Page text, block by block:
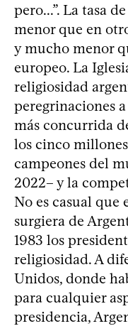
pero...”. La tasa
menor que en
y mucho menor
europeo. La
religiosidad
peregrinaciones
más concurrida
los cinco
campeones del
2022– y la
No es casual que
surgiera de
1983 los
religiosidad. A
Unidos, donde
para cualquier
presidencia,